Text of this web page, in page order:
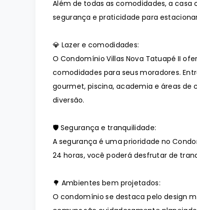
Além de todas as comodidades, a
segurança e praticidade para
💎 Lazer e comodidades:
O Condomínio Villas Nova Tatuapé II
comodidades para seus moradores.
gourmet, piscina, academia e áreas
diversão.
🛡️ Segurança e tranquilidade:
A segurança é uma prioridade no
24 horas, você poderá desfrutar de
🌳 Ambientes bem projetados:
O condomínio se destaca pelo design